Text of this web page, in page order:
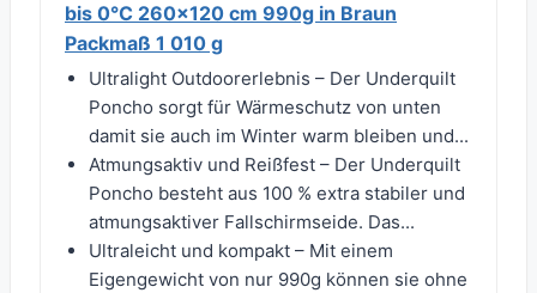
bis 0°C 260x120 cm 990g in Braun
Packmaß 1 010 g
Ultralight Outdoorerlebnis – Der Underquilt
Poncho sorgt für Wärmeschutz von unten
damit sie auch im Winter warm bleiben und...
Atmungsaktiv und Reißfest – Der Underquilt
Poncho besteht aus 100 % extra stabiler und
atmungsaktiver Fallschirmseide. Das...
Ultraleicht und kompakt – Mit einem
Eigengewicht von nur 990g können sie ohne